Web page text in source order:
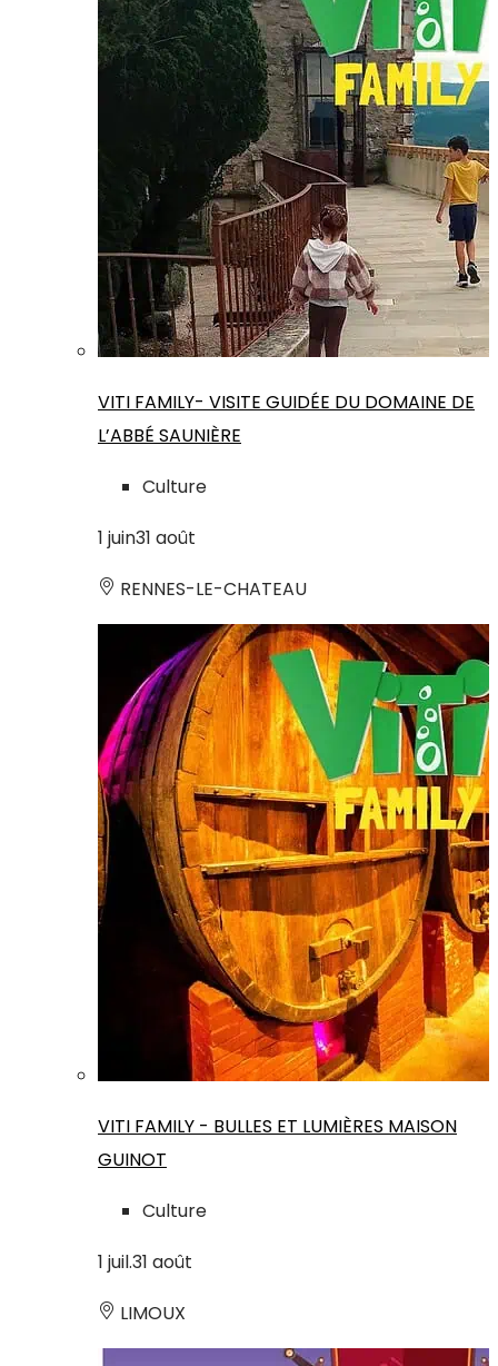
VITI FAMILY- VISITE GUIDÉE DU DOMAINE DE
L’ABBÉ SAUNIÈRE
Culture
1 juin31 août
RENNES-LE-CHATEAU
VITI FAMILY - BULLES ET LUMIÈRES MAISON
GUINOT
Culture
1 juil.31 août
LIMOUX